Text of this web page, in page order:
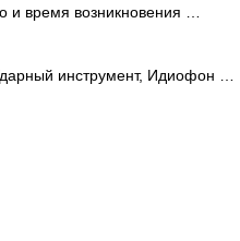
и время возникновения …
инструмент, Идиофон …